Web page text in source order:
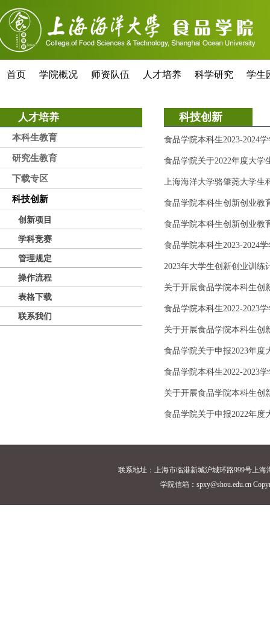
首页 学院概况 师资队伍 人才培养 科学研究 学生
人才培养
本科生教育
研究生教育
下载专区
科技创新
创新项目
学科竞赛
管理规定
操作流程
表格下载
联系我们
科技创新
食品学院本科生2023-2024
食品学院关于2022年度大
上海海洋大学骆肇荛大学生
食品学院本科生创新创业教
食品学院本科生创新创业教
食品学院本科生2023-2024
2023年大学生创新创业训练
关于开展食品学院本科生创
食品学院本科生2022-2023
关于开展食品学院本科生创
食品学院关于申报2023年
食品学院本科生2022-2023
关于开展食品学院本科生创
食品学院关于申报2022年
联系地址：上海市临港新城沪城环路999号上
学院信箱：spxy@shou.edu.cn